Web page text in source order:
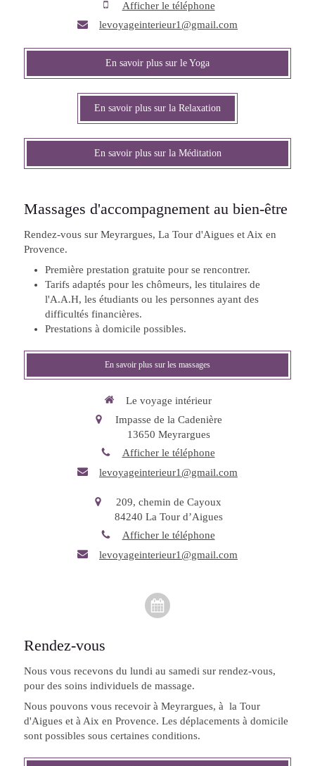
Afficher le téléphone
levoyageinterieur1@gmail.com
En savoir plus sur le Yoga
En savoir plus sur la Relaxation
En savoir plus sur la Méditation
Massages d'accompagnement au bien-être
Rendez-vous sur Meyrargues, La Tour d'Aigues et Aix en
Provence.
Première prestation gratuite pour se rencontrer.
Tarifs adaptés pour les chômeurs, les titulaires de
l'A.A.H, les étudiants ou les personnes ayant des
difficultés financières.
Prestations à domicile possibles.
En savoir plus sur les massages
Le voyage intérieur
Impasse de la Cadenière
13650 Meyrargues
Afficher le téléphone
levoyageinterieur1@gmail.com
209, chemin de Cayoux
84240 La Tour d’Aigues
Afficher le téléphone
levoyageinterieur1@gmail.com
Rendez-vous
Nous vous recevons du lundi au samedi sur rendez-vous,
pour des soins individuels de massage.
Nous pouvons vous recevoir à Meyrargues, à la Tour
d'Aigues et à Aix en Provence. Les déplacements à domicile
sont possibles sous certaines conditions.